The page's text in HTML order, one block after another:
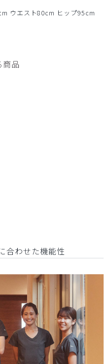
ウエスト80cm ヒップ95cm
商品
合わせた機能性